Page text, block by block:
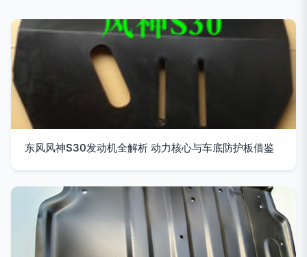
东风风神S30发动机全解析 动力核心与车底防护板借鉴